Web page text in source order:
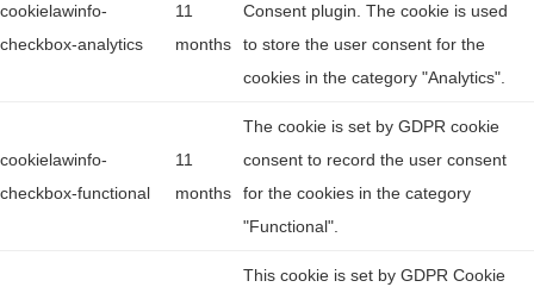
cookielawinfo-
checkbox-analytics
11
months
Consent plugin. The cookie is used
to store the user consent for the
cookies in the category "Analytics".
cookielawinfo-
checkbox-functional
11
months
The cookie is set by GDPR cookie
consent to record the user consent
for the cookies in the category
"Functional".
This cookie is set by GDPR Cookie